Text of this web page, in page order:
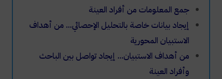
جمع المعلومات من أفراد العينة
إيجاد بيانات خاصة بالتحليل الإحصائي... من أهداف
الاستبيان المحورية
من أهداف الاستبيان... إيجاد تواصل بين الباحث
وأفراد العينة